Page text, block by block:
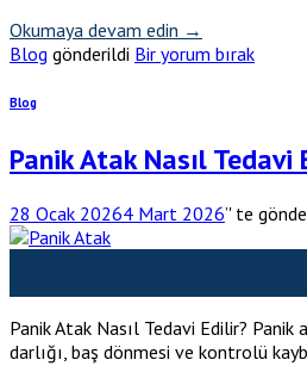
Okumaya devam edin →
Blog gönderildi Bir yorum bırak
Blog
Panik Atak Nasıl Tedavi
28 Ocak 20264 Mart 2026’' te
Panik Atak Nasıl Tedavi Edilir?
darlığı, baş dönmesi ve kontrolü